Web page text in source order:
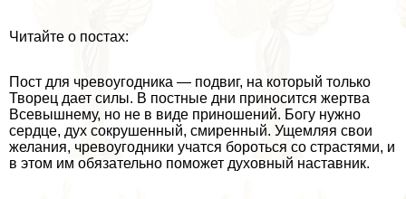
Читайте о постах:
Пост для чревоугодника — подвиг, на который только
Творец дает силы. В постные дни приносится жертва
Всевышнему, но не в виде приношений. Богу нужно
сердце, дух сокрушенный, смиренный. Ущемляя свои
желания, чревоугодники учатся бороться со страстями, и
в этом им обязательно поможет духовный наставник.